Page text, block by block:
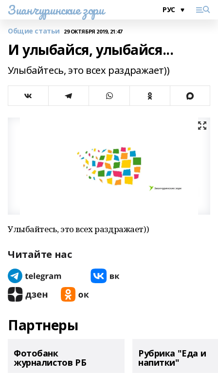
Зианчуринские зори
Общие статьи 29 ОКТЯБРЯ 2019, 21:47
И улыбайся, улыбайся...
Улыбайтесь, это всех раздражает))
Улыбайтесь, это всех раздражает))
Читайте нас
Партнеры
Фотобанк
журналистов РБ
Рубрика "Еда и
напитки"